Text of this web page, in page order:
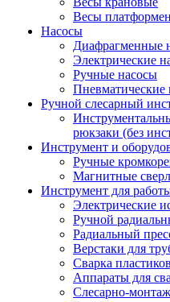
Весы
Насосы
Диафрагменные
Электрические
Ручные насосы
Ручной слесарный
рюкзаки (без
Инструмент и
Ручные
Магнитные
Инструмент для
Электрические
Ручной
Радиальный
Верстаки для
Сварка
Аппараты для
Слесарно-